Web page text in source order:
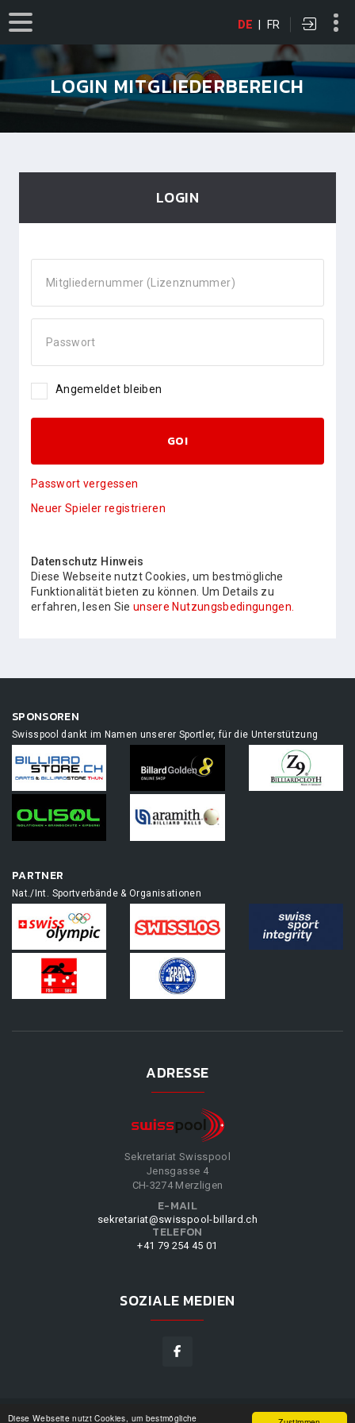
Diese Webseite nutzt Cookies, um bestmögliche
DE | FR
LOGIN MITGLIEDERBEREICH
LOGIN
Mitgliedernummer (Lizenznummer)
Passwort
Angemeldet bleiben
GO!
Passwort vergessen
Neuer Spieler registrieren
Datenschutz Hinweis
Diese Webseite nutzt Cookies, um bestmögliche
Funktionalität bieten zu können. Um Details zu
erfahren, lesen Sie unsere Nutzungsbedingungen.
SPONSOREN
Swisspool dankt im Namen unserer Sportler, für die Unterstützung
PARTNER
Nat./Int. Sportverbände & Organisationen
ADRESSE
Sekretariat Swisspool
Jensgasse 4
CH-3274 Merzligen
E-MAIL
sekretariat@swisspool-billard.ch
TELEFON
+41 79 254 45 01
SOZIALE MEDIEN